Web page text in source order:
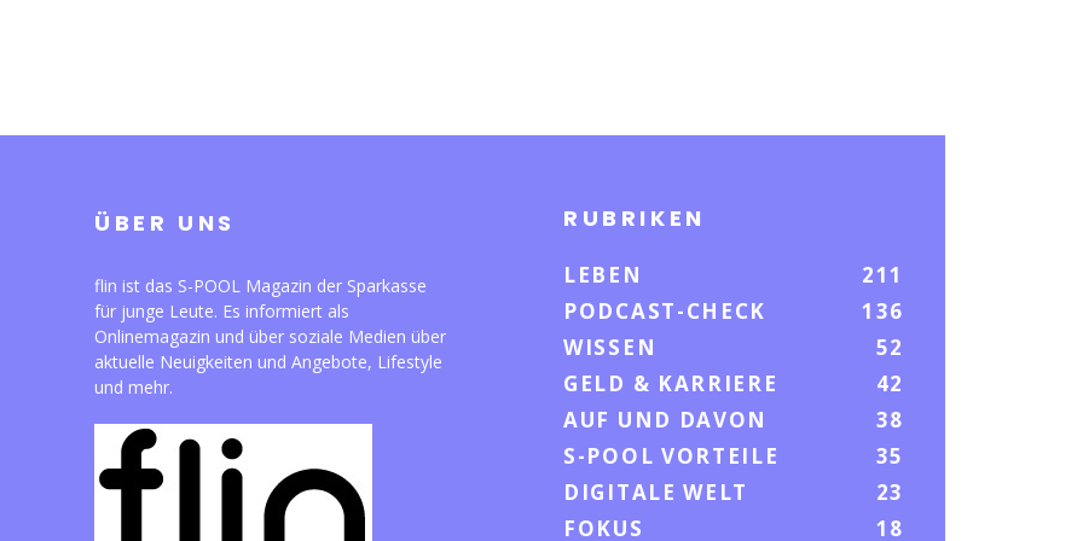
ÜBER UNS
flin ist das S-POOL Magazin der Sparkasse
für junge Leute. Es informiert als
Onlinemagazin und über soziale Medien über
aktuelle Neuigkeiten und Angebote, Lifestyle
und mehr.
RUBRIKEN
LEBEN
211
PODCAST-CHECK
136
WISSEN
52
GELD & KARRIERE
42
AUF UND DAVON
38
S-POOL VORTEILE
35
DIGITALE WELT
23
FOKUS
18